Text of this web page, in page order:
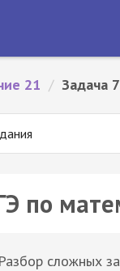
21 / Задача
по
Разбор сложных